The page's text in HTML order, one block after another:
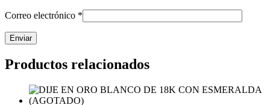
Correo electrónico *
Productos relacionados